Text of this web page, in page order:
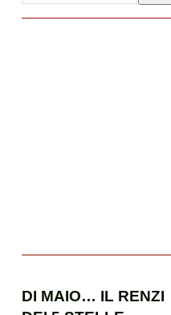
DI MAIO… IL RENZI